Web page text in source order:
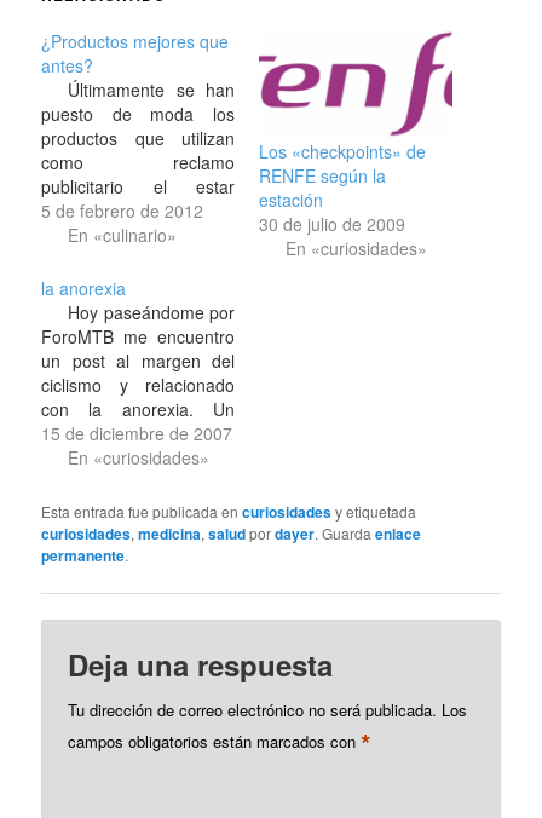
¿Productos mejores que
antes?
Últimamente se han
puesto de moda los
productos que utilizan
como reclamo
publicitario el estar
hechos, supuestamente,
de manera artesanal,
ecológicas, respetando
la receta original, el
medio ambiente, con un
mayor porcentaje de
pureza y demás inventos
de los expertos en
vender la moto. Y con
tanto…
5 de febrero de 2012
En «culinario»
Los «checkpoints» de
RENFE según la
estación
30 de julio de 2009
En «curiosidades»
la anorexia
Hoy paseándome por
ForoMTB me encuentro
un post al margen del
ciclismo y relacionado
con la anorexia. Un
chaval justo manifestaba
su descontento por la
fotologs que tratan sobre
la anorexia que los
administradores de los
gente que…
15 de diciembre de 2007
En «curiosidades»
Esta entrada fue publicada encuriosidadesy etiquetada
curiosidades,medicina,saludpordayer. Guardaenlace
permanente.
Deja una respuesta
Tu dirección de correo electrónico no será publicada. Los
campos obligatorios están marcados con*